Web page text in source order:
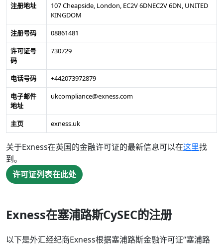
注册地址
107 Cheapside, London, EC2V 6DNEC2V 6DN, UNITED
KINGDOM
注册号码
08861481
许可证号
码
730729
电话号码
+442073972879
电子邮件
地址
ukcompliance@exness.com
主页 exness.uk
关于Exness在英国的金融许可证的最新信息可以在这里找
到。
许可证列表在此处
Exness在塞浦路斯CySEC的注册
以下是外汇经纪商Exness根据塞浦路斯金融许可证“塞浦路